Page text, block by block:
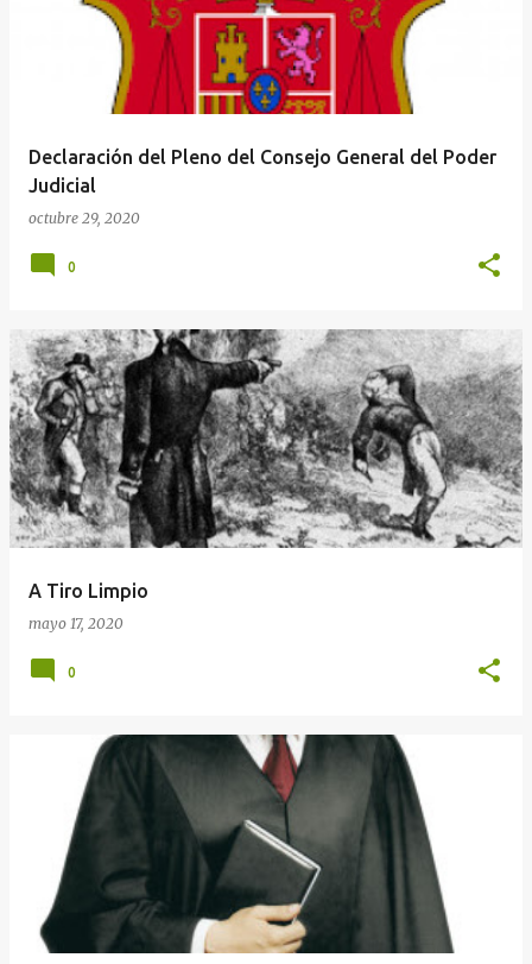
Declaración del Pleno del Consejo General del Poder
Judicial
octubre 29, 2020
0
A Tiro Limpio
mayo 17, 2020
0